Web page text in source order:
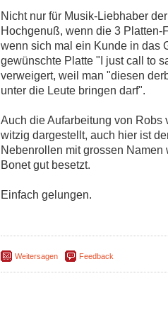
Nicht nur für Musik-Liebhaber
Hochgenuß, wenn die 3
wenn sich mal ein Kunde in das
gewünschte Platte "I just call to
verweigert, weil man "diesen
unter die Leute bringen darf".
Auch die Aufarbeitung von
witzig dargestellt, auch hier ist
Nebenrollen mit grossen
Bonet gut besetzt.
Einfach gelungen.
Weitersagen Feedback